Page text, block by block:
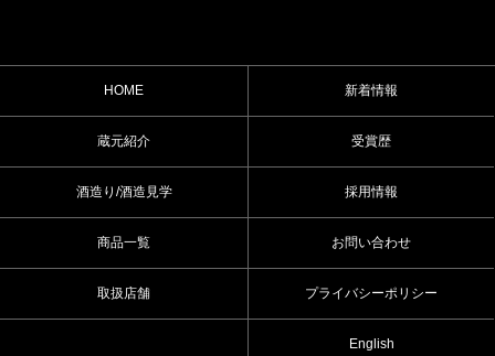
HOME
蔵元紹介
酒造り/酒造見学
商品一覧
取扱店舗
新着情報
受賞歴
採用情報
お問い合わせ
プライバシーポリシー
English